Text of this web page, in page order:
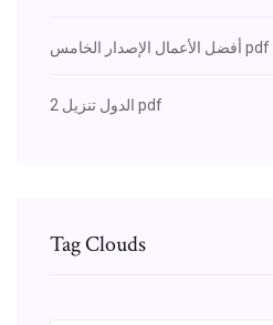
2 الدول تنزيل pdf
Tag Clouds